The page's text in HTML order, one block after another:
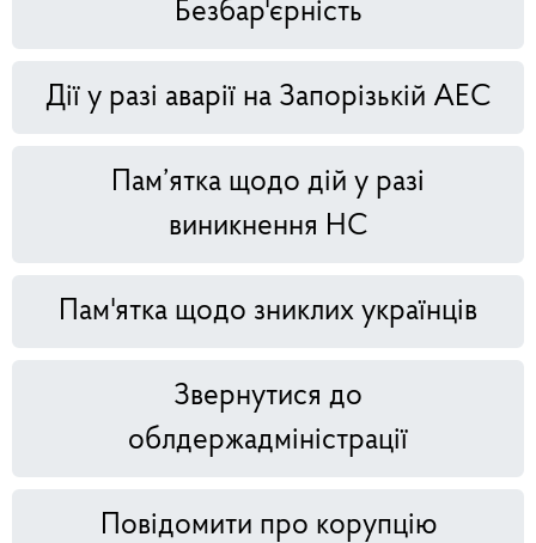
Безбар'єрність
Дії у разі аварії на Запорізькій АЕС
Пам’ятка щодо дій у разі
виникнення НС
Пам'ятка щодо зниклих українців
Звернутися до
облдержадміністрації
Повідомити про корупцію